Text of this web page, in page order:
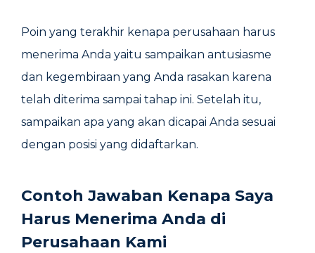
Poin yang terakhir kenapa perusahaan harus
menerima Anda yaitu sampaikan antusiasme
dan kegembiraan yang Anda rasakan karena
telah diterima sampai tahap ini. Setelah itu,
sampaikan apa yang akan dicapai Anda sesuai
dengan posisi yang didaftarkan.
Contoh Jawaban Kenapa Saya
Harus Menerima Anda di
Perusahaan Kami